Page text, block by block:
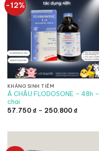
-12%
KHÁNG SINH TIÊM
Á CHÂU FLODOSONE – 48h –
chai
57.750₫ – 250.800₫Khoảng
đến